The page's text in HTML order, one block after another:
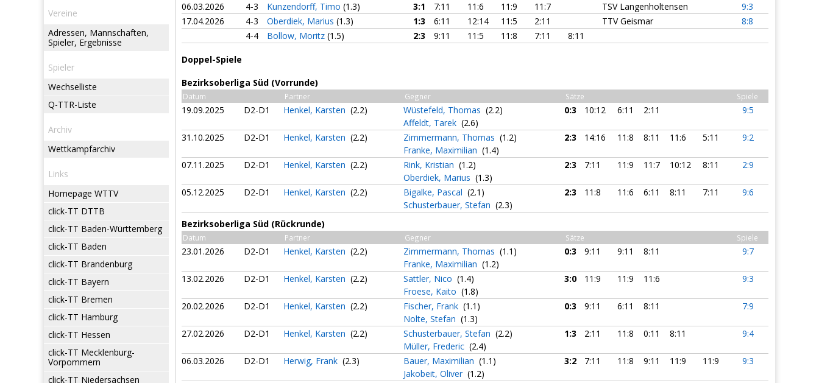
Vereine
Adressen, Mannschaften,
Spieler, Ergebnisse
Spieler
Wechselliste
Q-TTR-Liste
Archiv
Wettkampfarchiv
Links
Homepage WTTV
click-TT DTTB
click-TT Baden-Württemberg
click-TT Baden
click-TT Brandenburg
click-TT Bayern
click-TT Bremen
click-TT Hamburg
click-TT Hessen
click-TT Mecklenburg-
Vorpommern
click-TT Niedersachsen
06.03.2026
4-3 Kunzendorff, Timo (1.3) 3:1 7:11 11:6 11:9 11:7 TSV Langenholtensen
9:3
17.04.2026
4-3 Oberdiek, Marius (1.3) 1:3 6:11 12:14 11:5 2:11 TTV Geismar
8:8
4-4
Bollow, Moritz (1.5) 2:3 9:11 11:5 11:8 7:11 8:11
Doppel-Spiele
Bezirksoberliga Süd (Vorrunde)
Datum Partner Gegner Sätze Spiele
19.09.2025 D2-D1 Henkel, Karsten (2.2) Wüstefeld, Thomas (2.2)
Affeldt, Tarek (2.6)
0:3 10:12 6:11 2:11 9:5
31.10.2025 D2-D1 Henkel, Karsten (2.2) Zimmermann, Thomas (1.2)
Franke, Maximilian (1.4)
2:3 14:16 11:8 8:11 11:6 5:11 9:2
07.11.2025 D2-D1 Henkel, Karsten (2.2) Rink, Kristian (1.2)
Oberdiek, Marius (1.3)
2:3 7:11 11:9 11:7 10:12 8:11 2:9
05.12.2025 D2-D1 Henkel, Karsten (2.2) Bigalke, Pascal (2.1)
Schusterbauer, Stefan (2.3)
2:3 11:8 11:6 6:11 8:11 7:11 9:6
Bezirksoberliga Süd (Rückrunde)
Datum Partner Gegner Sätze Spiele
23.01.2026 D2-D1 Henkel, Karsten (2.2) Zimmermann, Thomas (1.1)
Franke, Maximilian (1.2)
0:3 9:11 9:11 8:11 9:7
13.02.2026 D2-D1 Henkel, Karsten (2.2) Sattler, Nico (1.4)
Froese, Kaito (1.8)
3:0 11:9 11:9 11:6 9:3
20.02.2026 D2-D1 Henkel, Karsten (2.2) Fischer, Frank (1.1)
Nolte, Stefan (1.3)
0:3 9:11 6:11 8:11 7:9
27.02.2026 D2-D1 Henkel, Karsten (2.2) Schusterbauer, Stefan (2.2)
Müller, Frederic (2.4)
1:3 2:11 11:8 0:11 8:11 9:4
06.03.2026 D2-D1 Herwig, Frank (2.3) Bauer, Maximilian (1.1)
Jakobeit, Oliver (1.2)
3:2 7:11 11:8 9:11 11:9 11:9 9:3